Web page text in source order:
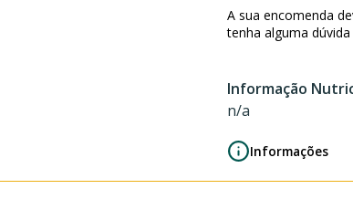
de
Alheira
Caramelizada
A sua encomenda
tenha alguma
Informação
n/a
Informações